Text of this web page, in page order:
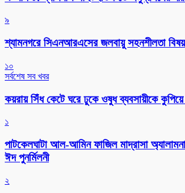
৯
শ্যামনগরে সিএনআরএসের জলবায়ু সহনশীলতা
১০
সর্বশেষ সব খবর
কয়রায় সিঁধ কেটে ঘরে ঢুকে ওষুধ ব্যবসায়ীকে
১
পাটকেলঘাটা আল-আমিন ফাজিল মাদ্রাসা
ঈদ পুনর্মিলনী
২